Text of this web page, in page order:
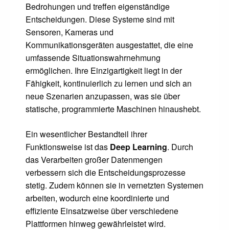
Bedrohungen und treffen eigenständige
Entscheidungen. Diese Systeme sind mit
Sensoren, Kameras und
Kommunikationsgeräten ausgestattet, die eine
umfassende Situationswahrnehmung
ermöglichen. Ihre Einzigartigkeit liegt in der
Fähigkeit, kontinuierlich zu lernen und sich an
neue Szenarien anzupassen, was sie über
statische, programmierte Maschinen hinaushebt.
Ein wesentlicher Bestandteil ihrer
Funktionsweise ist das Deep Learning. Durch
das Verarbeiten großer Datenmengen
verbessern sich die Entscheidungsprozesse
stetig. Zudem können sie in vernetzten Systemen
arbeiten, wodurch eine koordinierte und
effiziente Einsatzweise über verschiedene
Plattformen hinweg gewährleistet wird.